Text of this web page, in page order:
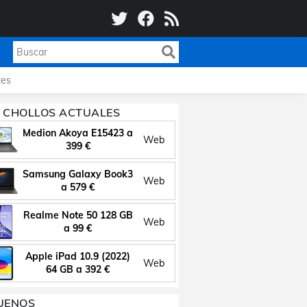
CHOLLOS ACTUALES
Medion Akoya E15423 a
399 €
Web
Samsung Galaxy Book3
a 579 €
Web
Realme Note 50 128 GB
a 99 €
Web
Apple iPad 10.9 (2022)
64 GB a 392 €
Web